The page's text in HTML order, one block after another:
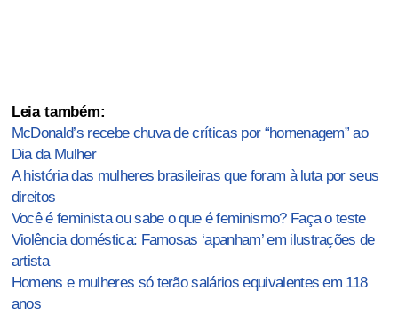
Leia também:
McDonald’s recebe chuva de críticas por “homenagem” ao
Dia da Mulher
A história das mulheres brasileiras que foram à luta por seus
direitos
Você é feminista ou sabe o que é feminismo? Faça o teste
Violência doméstica: Famosas ‘apanham’ em ilustrações de
artista
Homens e mulheres só terão salários equivalentes em 118
anos